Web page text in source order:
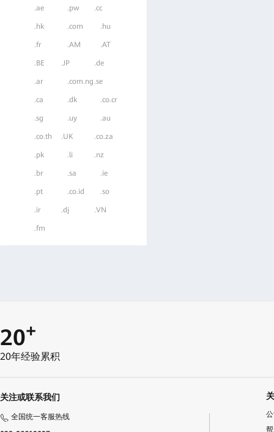
.ae .pw .cc
.hk .com .hu
.fr .AM .AT
.BE .JP .de
.ar .com.ng .se
.ca .dk .co.cr
.sg .uy .au
.co.th .UK .co.za
.pk .li .nz
.br .sa .ie
.pt .co.id .so
.ir .dj .VN
.fm
20+
20年经验累积
关注或联系我们
全国统一客服热线